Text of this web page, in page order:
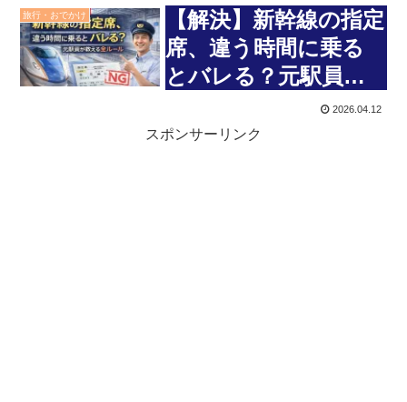
旅行・おでかけ
【解決】新幹線の指定
席、違う時間に乗る
とバレる？元駅員が
教える全ルール
2026.04.12
スポンサーリンク